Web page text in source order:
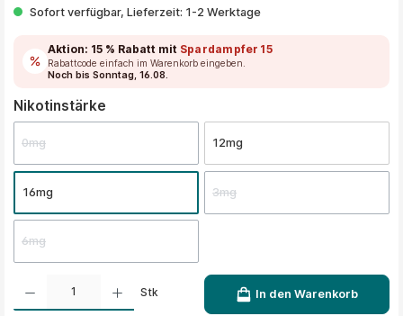
Sofort verfügbar, Lieferzeit: 1-2 Werktage
Aktion: 15 % Rabatt mit Spardampfer15
Rabattcode einfach im Warenkorb eingeben.
Noch bis Sonntag, 16.08.
Nikotinstärke
0mg 12mg
16mg 3mg
6mg
Produkt Anzahl: Gib den gewünschten Wert ein oder benutze die Schaltflächen um die
Stk In den Warenkorb